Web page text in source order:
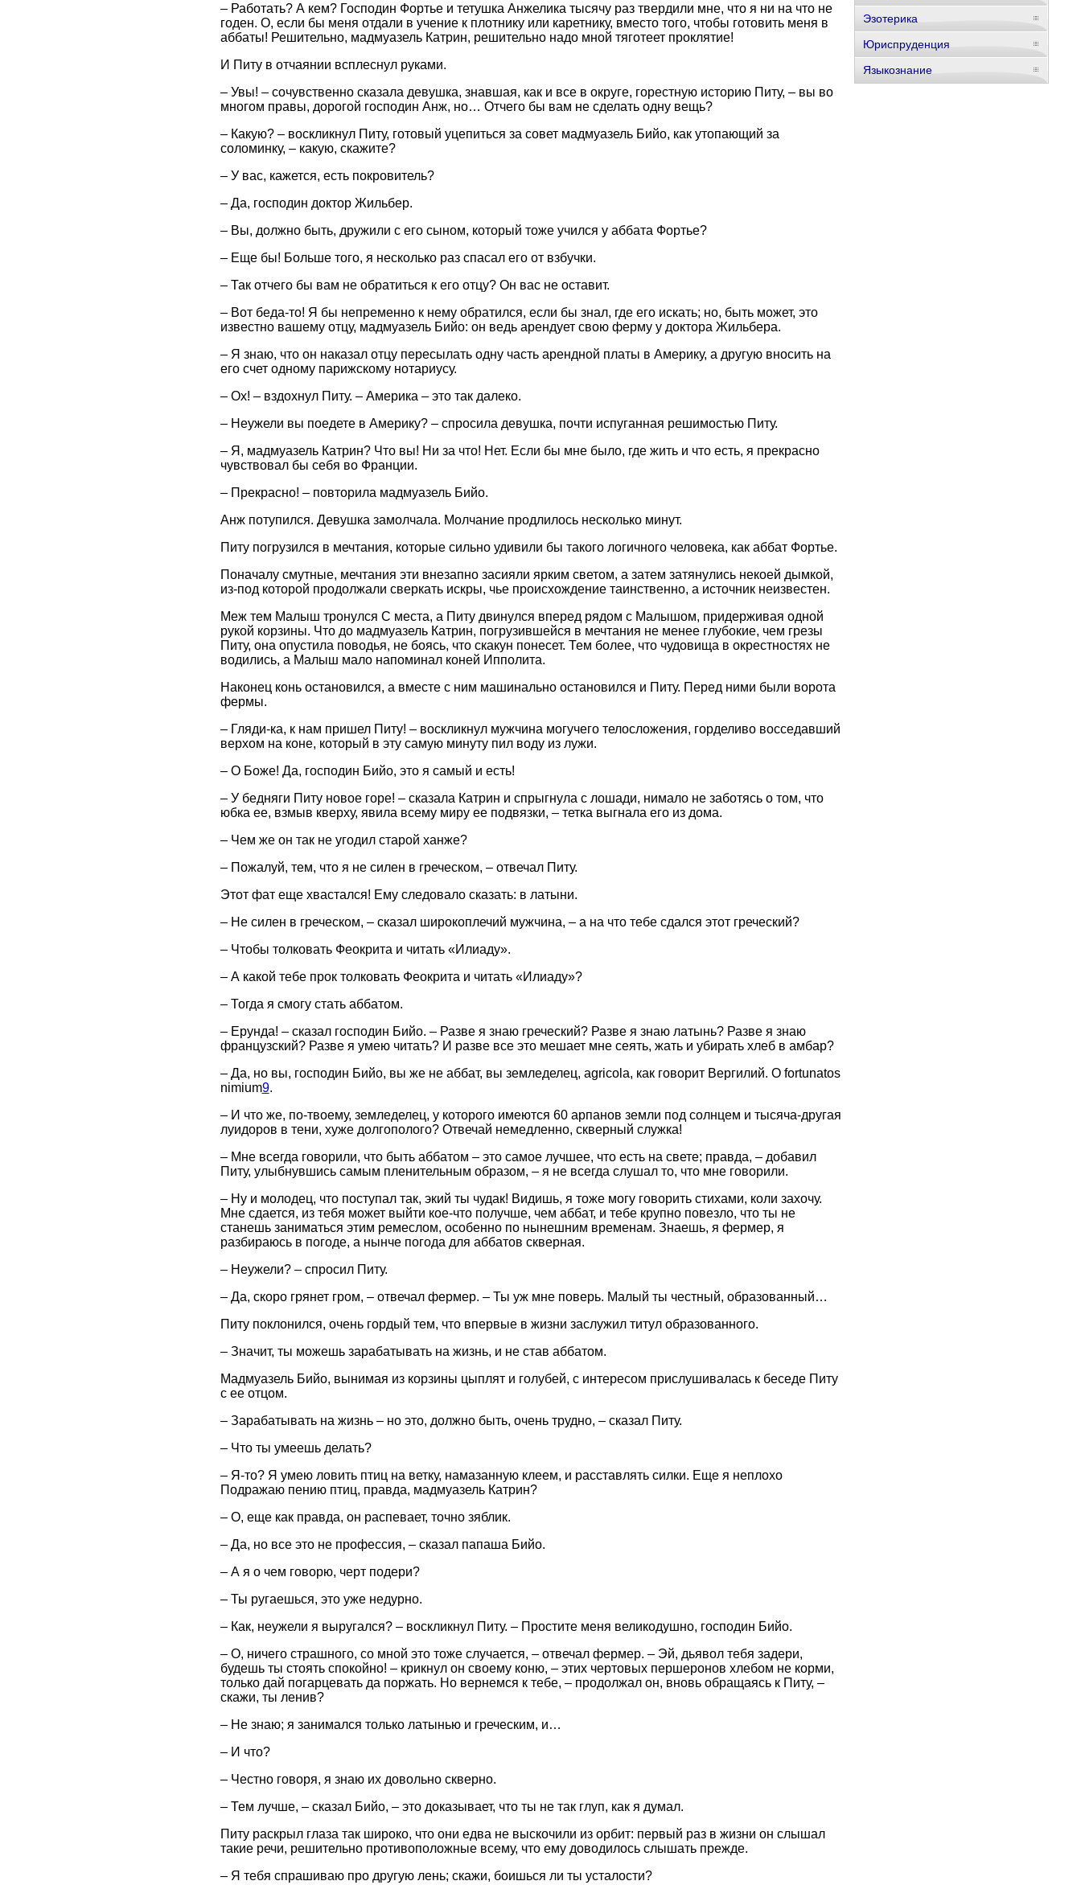
– Работать? А кем? Господин Фортье и тетушка Анжелика тысячу раз твердили мне, что я ни на что не
годен. О, если бы меня отдали в учение к плотнику или каретнику, вместо того, чтобы готовить меня в
аббаты! Решительно, мадмуазель Катрин, решительно надо мной тяготеет проклятие!
И Питу в отчаянии всплеснул руками.
– Увы! – сочувственно сказала девушка, знавшая, как и все в округе, горестную историю Питу, – вы во
многом правы, дорогой господин Анж, но… Отчего бы вам не сделать одну вещь?
– Какую? – воскликнул Питу, готовый уцепиться за совет мадмуазель Бийо, как утопающий за
соломинку, – какую, скажите?
– У вас, кажется, есть покровитель?
– Да, господин доктор Жильбер.
– Вы, должно быть, дружили с его сыном, который тоже учился у аббата Фортье?
– Еще бы! Больше того, я несколько раз спасал его от взбучки.
– Так отчего бы вам не обратиться к его отцу? Он вас не оставит.
– Вот беда-то! Я бы непременно к нему обратился, если бы знал, где его искать; но, быть может, это
известно вашему отцу, мадмуазель Бийо: он ведь арендует свою ферму у доктора Жильбера.
– Я знаю, что он наказал отцу пересылать одну часть арендной платы в Америку, а другую вносить на
его счет одному парижскому нотариусу.
– Ох! – вздохнул Питу. – Америка – это так далеко.
– Неужели вы поедете в Америку? – спросила девушка, почти испуганная решимостью Питу.
– Я, мадмуазель Катрин? Что вы! Ни за что! Нет. Если бы мне было, где жить и что есть, я прекрасно
чувствовал бы себя во Франции.
– Прекрасно! – повторила мадмуазель Бийо.
Анж потупился. Девушка замолчала. Молчание продлилось несколько минут.
Питу погрузился в мечтания, которые сильно удивили бы такого логичного человека, как аббат Фортье.
Поначалу смутные, мечтания эти внезапно засияли ярким светом, а затем затянулись некоей дымкой,
из-под которой продолжали сверкать искры, чье происхождение таинственно, а источник неизвестен.
Меж тем Малыш тронулся С места, а Питу двинулся вперед рядом с Малышом, придерживая одной
рукой корзины. Что до мадмуазель Катрин, погрузившейся в мечтания не менее глубокие, чем грезы
Питу, она опустила поводья, не боясь, что скакун понесет. Тем более, что чудовища в окрестностях не
водились, а Малыш мало напоминал коней Ипполита.
Наконец конь остановился, а вместе с ним машинально остановился и Питу. Перед ними были ворота
фермы.
– Гляди-ка, к нам пришел Питу! – воскликнул мужчина могучего телосложения, горделиво восседавший
верхом на коне, который в эту самую минуту пил воду из лужи.
– О Боже! Да, господин Бийо, это я самый и есть!
– У бедняги Питу новое горе! – сказала Катрин и спрыгнула с лошади, нимало не заботясь о том, что
юбка ее, взмыв кверху, явила всему миру ее подвязки, – тетка выгнала его из дома.
– Чем же он так не угодил старой ханже?
– Пожалуй, тем, что я не силен в греческом, – отвечал Питу.
Этот фат еще хвастался! Ему следовало сказать: в латыни.
– Не силен в греческом, – сказал широкоплечий мужчина, – а на что тебе сдался этот греческий?
– Чтобы толковать Феокрита и читать «Илиаду».
– А какой тебе прок толковать Феокрита и читать «Илиаду»?
– Тогда я смогу стать аббатом.
– Ерунда! – сказал господин Бийо. – Разве я знаю греческий? Разве я знаю латынь? Разве я знаю
французский? Разве я умею читать? И разве все это мешает мне сеять, жать и убирать хлеб в амбар?
– Да, но вы, господин Бийо, вы же не аббат, вы земледелец, agricola, как говорит Вергилий. О fortunatos
nimium9.
– И что же, по-твоему, земледелец, у которого имеются 60 арпанов земли под солнцем и тысяча-другая
луидоров в тени, хуже долгополого? Отвечай немедленно, скверный служка!
– Мне всегда говорили, что быть аббатом – это самое лучшее, что есть на свете; правда, – добавил
Питу, улыбнувшись самым пленительным образом, – я не всегда слушал то, что мне говорили.
– Ну и молодец, что поступал так, экий ты чудак! Видишь, я тоже могу говорить стихами, коли захочу.
Мне сдается, из тебя может выйти кое-что получше, чем аббат, и тебе крупно повезло, что ты не
станешь заниматься этим ремеслом, особенно по нынешним временам. Знаешь, я фермер, я
разбираюсь в погоде, а нынче погода для аббатов скверная.
– Неужели? – спросил Питу.
– Да, скоро грянет гром, – отвечал фермер. – Ты уж мне поверь. Малый ты честный, образованный…
Питу поклонился, очень гордый тем, что впервые в жизни заслужил титул образованного.
– Значит, ты можешь зарабатывать на жизнь, и не став аббатом.
Мадмуазель Бийо, вынимая из корзины цыплят и голубей, с интересом прислушивалась к беседе Питу
с ее отцом.
– Зарабатывать на жизнь – но это, должно быть, очень трудно, – сказал Питу.
– Что ты умеешь делать?
– Я-то? Я умею ловить птиц на ветку, намазанную клеем, и расставлять силки. Еще я неплохо
Подражаю пению птиц, правда, мадмуазель Катрин?
– О, еще как правда, он распевает, точно зяблик.
– Да, но все это не профессия, – сказал папаша Бийо.
– А я о чем говорю, черт подери?
– Ты ругаешься, это уже недурно.
– Как, неужели я выругался? – воскликнул Питу. – Простите меня великодушно, господин Бийо.
– О, ничего страшного, со мной это тоже случается, – отвечал фермер. – Эй, дьявол тебя задери,
будешь ты стоять спокойно! – крикнул он своему коню, – этих чертовых першеронов хлебом не корми,
только дай погарцевать да поржать. Но вернемся к тебе, – продолжал он, вновь обращаясь к Питу, –
скажи, ты ленив?
– Не знаю; я занимался только латынью и греческим, и…
– И что?
– Честно говоря, я знаю их довольно скверно.
– Тем лучше, – сказал Бийо, – это доказывает, что ты не так глуп, как я думал.
Питу раскрыл глаза так широко, что они едва не выскочили из орбит: первый раз в жизни он слышал
такие речи, решительно противоположные всему, что ему доводилось слышать прежде.
– Я тебя спрашиваю про другую лень; скажи, боишься ли ты усталости?
Эзотерика
Юриспруденция
Языкознание